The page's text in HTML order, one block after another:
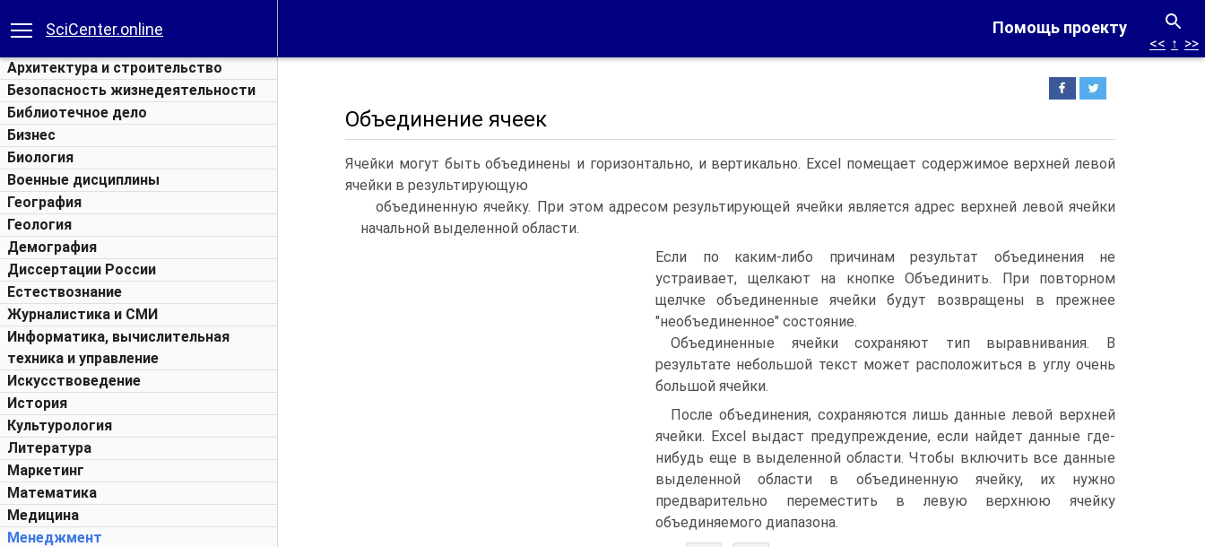
Помощь проекту
SciCenter.online
Архитектура и строительство
Безопасность жизнедеятельности
Библиотечное дело
Бизнес
Биология
Военные дисциплины
География
Геология
Демография
Диссертации России
Естествознание
Журналистика и СМИ
Информатика, вычислительная
техника и управление
Искусствоведение
История
Культурология
Литература
Маркетинг
Математика
Медицина
Менеджмент
<< ↑ >>
Объединение ячеек
Ячейки могут быть объединены и горизонтально, и вертикально. Excel помещает содержимое верхней левой
ячейки в результирующую
объединенную ячейку. При этом адресом результирующей ячейки является адрес верхней левой ячейки
начальной выделенной области.
Если по каким-либо причинам результат объединения не
устраивает, щелкают на кнопке Объединить. При повторном
щелчке объединенные ячейки будут возвращены в прежнее
"необъединенное" состояние.
Объединенные ячейки сохраняют тип выравнивания. В
результате небольшой текст может расположиться в углу очень
большой ячейки.
После объединения, сохраняются лишь данные левой верхней
ячейки. Excel выдаст предупреждение, если найдет данные где-
нибудь еще в выделенной области. Чтобы включить все данные
выделенной области в объединенную ячейку, их нужно
предварительно переместить в левую верхнюю ячейку
объединяемого диапазона.